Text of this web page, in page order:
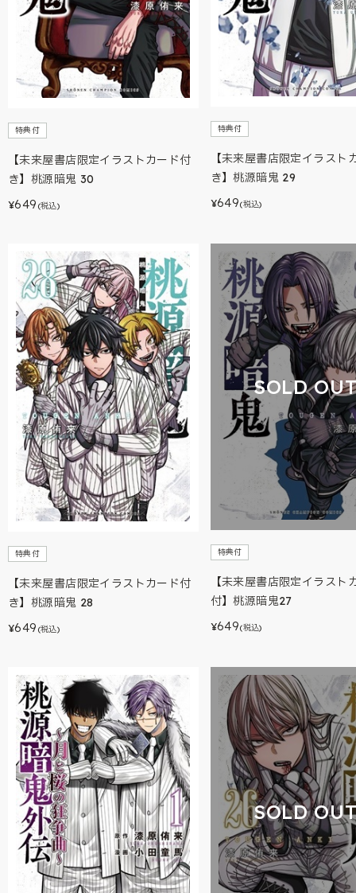
特典付
【未来屋書店限定イラストカード付
き】桃源暗鬼 30
¥649 (税込)
特典付
【未来屋書店限定イラスト
き】桃源暗鬼 29
¥649(税込)
特典付
【未来屋書店限定イラストカード付
き】桃源暗鬼 28
¥649 (税込)
SOLD
特典付
【未来屋書店限定イラスト
付】桃源暗鬼27
¥649(税込)
SOLD